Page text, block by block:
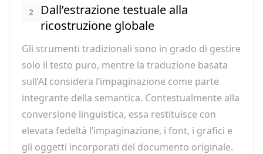
2
Dall’estrazione testuale alla
ricostruzione globale
Gli strumenti tradizionali sono in grado di gestire
solo il testo puro, mentre la traduzione basata
sull’AI considera l’impaginazione come parte
integrante della semantica. Contestualmente alla
conversione linguistica, essa restituisce con
elevata fedeltà l’impaginazione, i font, i grafici e
gli oggetti incorporati del documento originale.